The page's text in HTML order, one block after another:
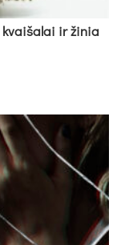
ir ži­nia